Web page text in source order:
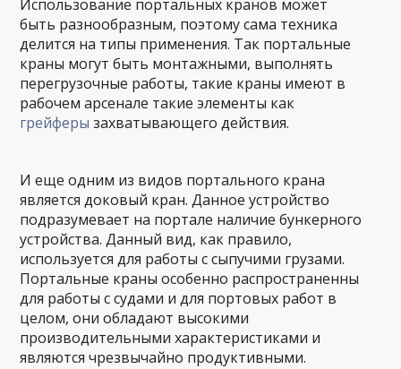
Использование портальных кранов может
быть разнообразным, поэтому сама техника
делится на типы применения. Так портальные
краны могут быть монтажными, выполнять
перегрузочные работы, такие краны имеют в
рабочем арсенале такие элементы как
грейферы захватывающего действия.
И еще одним из видов портального крана
является доковый кран. Данное устройство
подразумевает на портале наличие бункерного
устройства. Данный вид, как правило,
используется для работы с сыпучими грузами.
Портальные краны особенно распространенны
для работы с судами и для портовых работ в
целом, они обладают высокими
производительными характеристиками и
являются чрезвычайно продуктивными.